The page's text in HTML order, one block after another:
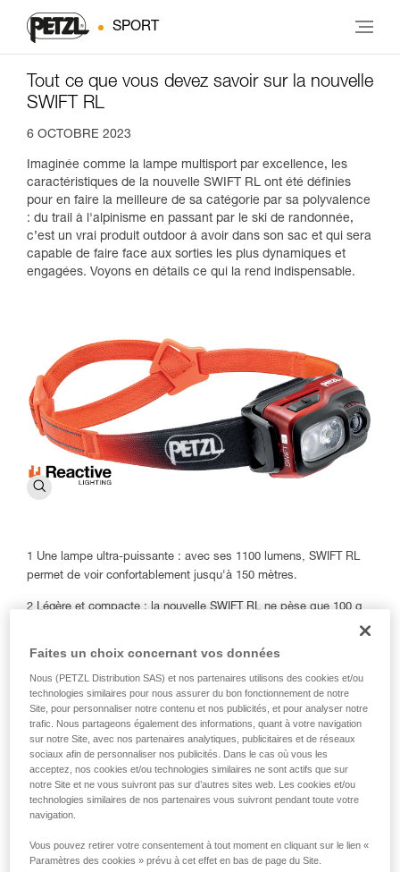
SPORT
Tout ce que vous devez savoir sur la nouvelle
SWIFT RL
6 OCTOBRE 2023
Imaginée comme la lampe multisport par excellence, les
caractéristiques de la nouvelle SWIFT RL ont été définies
pour en faire la meilleure de sa catégorie par sa polyvalence
: du trail à l'alpinisme en passant par le ski de randonnée,
c’est un vrai produit outdoor à avoir dans son sac et qui sera
capable de faire face aux sorties les plus dynamiques et
engagées. Voyons en détails ce qui la rend indispensable.
1 Une lampe ultra-puissante : avec ses 1100 lumens, SWIFT RL
permet de voir confortablement jusqu'à 150 mètres.
2 Légère et compacte : la nouvelle SWIFT RL ne pèse que 100 g
3 Technologie REACTIVE LIGHTING : adapte automatiquement la
puissance d'éclairage et la forme du faisceau, grâce à un capteur
de luminosité et optimise donc l'autonomie. Cela permet à la
SWIFT RL d'offrir un éclairage adapté à diverses exigences et de
multiples environnements, allant des sentiers abrupts de
montagne aux parcours de trail nocturnes.
4 Éclairage rouge : fixe pour préserver la vision nocturne et
apporter plus de confort de lecture, sans éblouir son entourage,
clignotant pour être visible et signaler sa présence, notamment en
cas de secours
Faites un choix concernant vos données
Nous (PETZL Distribution SAS) et nos partenaires utilisons des cookies et/ou
technologies similaires pour nous assurer du bon fonctionnement de notre
Site, pour personnaliser notre contenu et nos publicités, et pour analyser notre
trafic. Nous partageons également des informations, quant à votre navigation
sur notre Site, avec nos partenaires analytiques, publicitaires et de réseaux
sociaux afin de personnaliser nos publicités. Dans le cas où vous les
acceptez, nos cookies et/ou technologies similaires ne sont actifs que sur
notre Site et ne vous suivront pas sur d’autres sites web. Les cookies et/ou
technologies similaires de nos partenaires vous suivront pendant toute votre
navigation.
Vous pouvez retirer votre consentement à tout moment en cliquant sur le lien «
Paramètres des cookies » prévu à cet effet en bas de page du Site.